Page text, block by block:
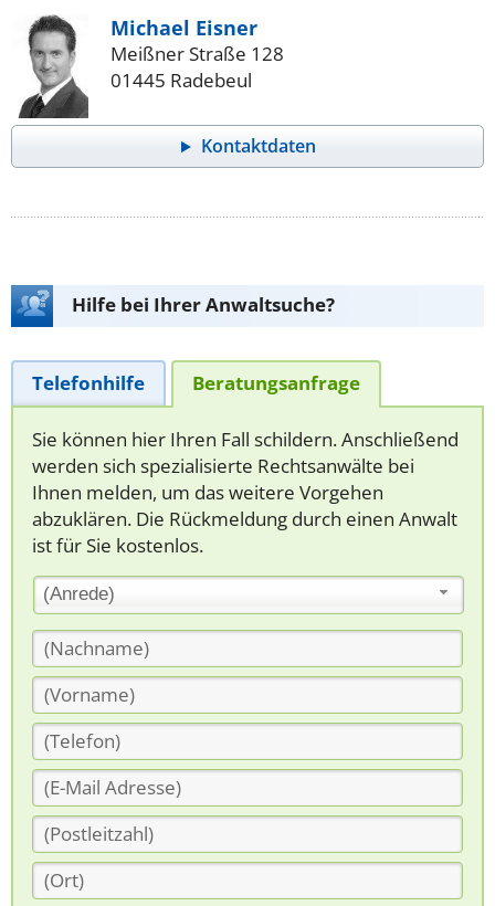
Michael Eisner
Meißner Straße 128
01445 Radebeul
Kontaktdaten
Hilfe bei Ihrer Anwaltsuche?
Telefonhilfe Beratungsanfrage
Sie können hier Ihren Fall schildern. Anschließend
werden sich spezialisierte Rechtsanwälte bei
Ihnen melden, um das weitere Vorgehen
abzuklären. Die Rückmeldung durch einen Anwalt
ist für Sie kostenlos.
(Anrede)